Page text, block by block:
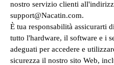
nostro servizio clienti
support@Nacatin.com.
È tua responsabilità assicurarti
tutto l'hardware, il software e i
adeguati per accedere e
sicurezza il nostro sito Web,